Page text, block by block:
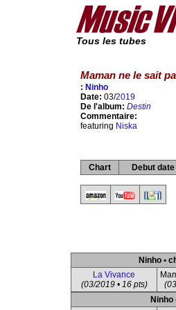
Tous les tubes
Maman ne le sait
: Ninho
Date: 03/2019
De l'album: Destin
Commentaire:
featuring Niska
Chart Debut date
Ninho •
La Vivance
(03/2019 • 16 pts)
Ninho